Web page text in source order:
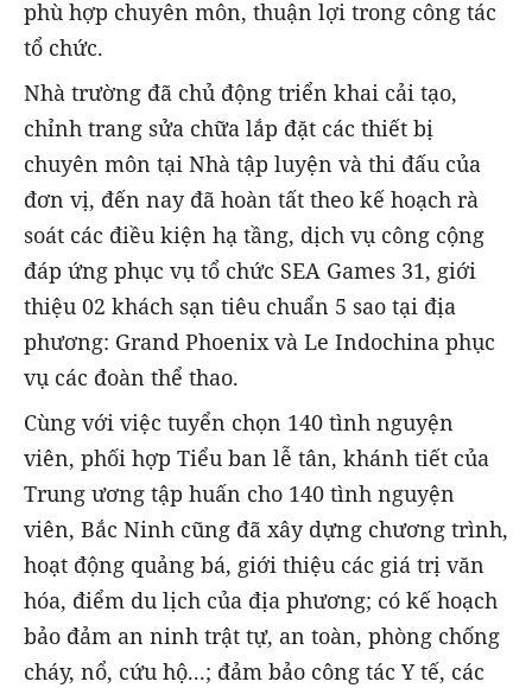
phù hợp chuyên môn, thuận lợi trong công tác
tổ chức.
Nhà trường đã chủ động triển khai cải tạo,
chỉnh trang sửa chữa lắp đặt các thiết bị
chuyên môn tại Nhà tập luyện và thi đấu của
đơn vị, đến nay đã hoàn tất theo kế hoạch rà
soát các điều kiện hạ tầng, dịch vụ công cộng
đáp ứng phục vụ tổ chức SEA Games 31, giới
thiệu 02 khách sạn tiêu chuẩn 5 sao tại địa
phương: Grand Phoenix và Le Indochina phục
vụ các đoàn thể thao.
Cùng với việc tuyển chọn 140 tình nguyện
viên, phối hợp Tiểu ban lễ tân, khánh tiết của
Trung ương tập huấn cho 140 tình nguyện
viên, Bắc Ninh cũng đã xây dựng chương trình,
hoạt động quảng bá, giới thiệu các giá trị văn
hóa, điểm du lịch của địa phương; có kế hoạch
bảo đảm an ninh trật tự, an toàn, phòng chống
cháy, nổ, cứu hộ...; đảm bảo công tác Y tế, các